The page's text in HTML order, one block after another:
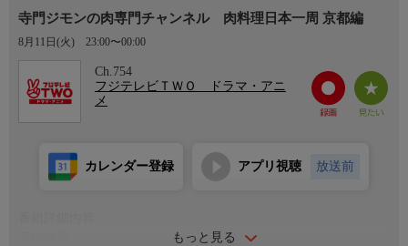
寺門ジモンの肉専門チャンネル 肉料理日本一周 京都編
8月11日(火) 23:00〜00:00
Ch.754
フジテレビＴＷＯ ドラマ・アニ
メ
もっと見る
カレンダー登録 アプリ視聴 放送前